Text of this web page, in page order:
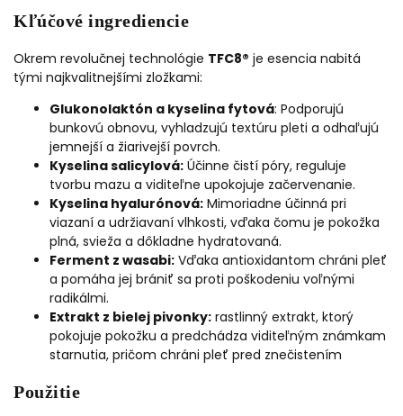
Kľúčové ingrediencie
Okrem revolučnej technológie TFC8® je esencia nabitá
tými najkvalitnejšími zložkami:
Glukonolaktón a kyselina fytová: Podporujú
bunkovú obnovu, vyhladzujú textúru pleti a odhaľujú
jemnejší a žiarivejší povrch.
Kyselina salicylová: Účinne čistí póry, reguluje
tvorbu mazu a viditeľne upokojuje začervenanie.
Kyselina hyalurónová: Mimoriadne účinná pri
viazaní a udržiavaní vlhkosti, vďaka čomu je pokožka
plná, svieža a dôkladne hydratovaná.
Ferment z wasabi: Vďaka antioxidantom chráni pleť
a pomáha jej brániť sa proti poškodeniu voľnými
radikálmi.
Extrakt z bielej pivonky: rastlinný extrakt, ktorý
pokojuje pokožku a predchádza viditeľným známkam
starnutia, pričom chráni pleť pred znečistením
Použitie